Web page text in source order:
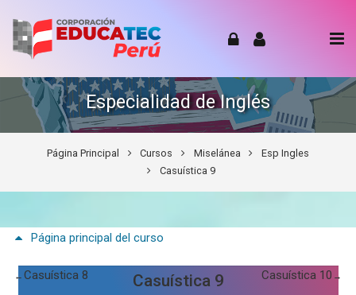
Especialidad de Inglés
Página Principal Cursos Miselánea
Esp Ingles
Casuística 9
Página principal del curso
← Casuística 8 Casuística 10 →
Casuística 9